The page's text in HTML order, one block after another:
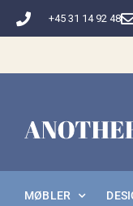
+45 31 14 92 48
MØBLER